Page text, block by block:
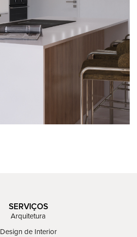
SERVIÇOS
Arquitetura
Design de Interior